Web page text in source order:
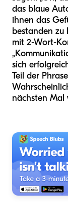
das blaue
ihnen das
bestanden zu
mit 2-Wort-
sich
Teil der
nächsten Mal